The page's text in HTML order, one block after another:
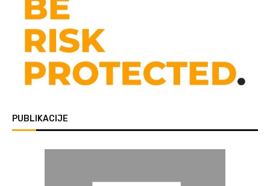
PUBLIKACIJE